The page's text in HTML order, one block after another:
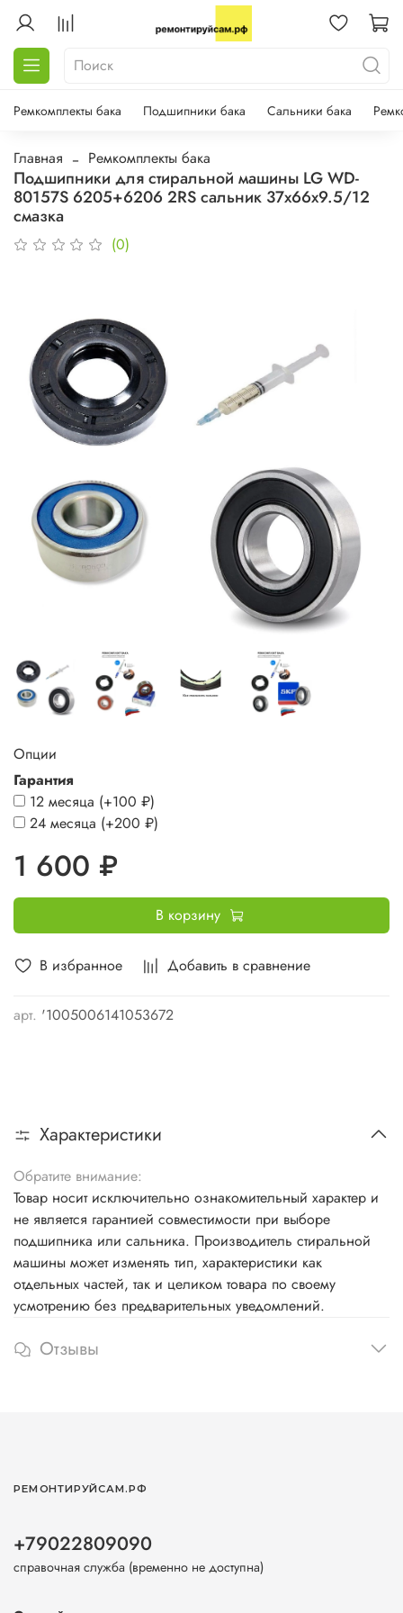
Ремкомплекты бака Подшипники бака Сальники бака
Главная Ремкомплекты бака
Подшипники для стиральной машины LG WD-
80157S 6205+6206 2RS сальник 37х66х9.5/12
смазка
(0)
В избранное Добавить в сравнение
арт. '1005006141053672
Опции
Гарантия
12 месяца (+100 ₽)
24 месяца (+200 ₽)
1 600 ₽
В корзину
Характеристики
Обратите внимание:
Товар носит исключительно ознакомительный характер и
не является гарантией совместимости при выборе
подшипника или сальника. Производитель стиральной
машины может изменять тип, характеристики как
отдельных частей, так и целиком товара по своему
усмотрению без предварительных уведомлений.
Отзывы
РЕМОНТИРУЙСАМ.РФ
+79022809090
справочная служба (временно не доступна)